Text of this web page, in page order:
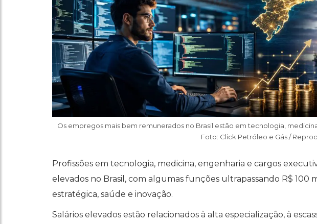
Os empregos mais bem remunerados no Brasil estão em tecnologia,
Foto: Click Petróleo e Gás /
Profissões em tecnologia, medicina, engenharia e cargos
elevados no Brasil, com algumas funções ultrapassando R$ 100
estratégica, saúde e inovação.
Salários elevados estão relacionados à alta especialização, à